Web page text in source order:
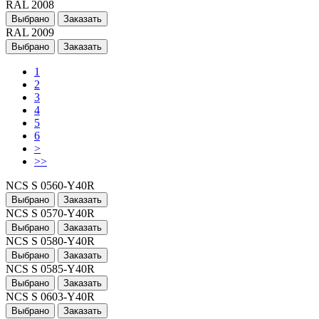
RAL 2008
Выбрано Заказать
RAL 2009
Выбрано Заказать
1
2
3
4
5
6
>
>>
NCS S 0560-Y40R
Выбрано Заказать
NCS S 0570-Y40R
Выбрано Заказать
NCS S 0580-Y40R
Выбрано Заказать
NCS S 0585-Y40R
Выбрано Заказать
NCS S 0603-Y40R
Выбрано Заказать